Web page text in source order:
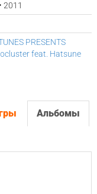
• 2011
PRESENTS
feat. Hatsune
Альбомы